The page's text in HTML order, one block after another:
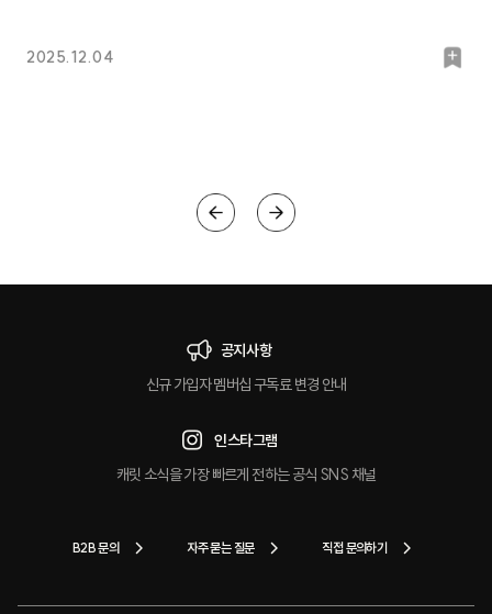
2025.12.04
북
공지사항
신규 가입자 멤버십 구독료 변경 안내
인스타그램
캐릿 소식을 가장 빠르게 전하는 공식 SNS 채널
B2B 문의 자주 묻는 질문 직접 문의하기